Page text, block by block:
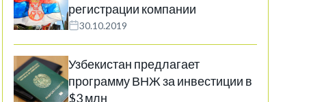
регистрации компании
30.10.2019
Узбекистан предлагает
программу ВНЖ за инвестиции в
$3 млн